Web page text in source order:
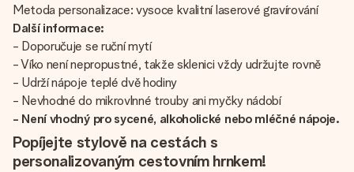
Metoda personalizace: vysoce kvalitní laserové gravírování
Další informace:
- Doporučuje se ruční mytí
- Víko není nepropustné, takže sklenici vždy udržujte rovně
- Udrží nápoje teplé dvě hodiny
- Nevhodné do mikrovlnné trouby ani myčky nádobí
- Není vhodný pro sycené, alkoholické nebo mléčné nápoje.
Popíjejte stylově na cestách s
personalizovaným cestovním hrnkem!